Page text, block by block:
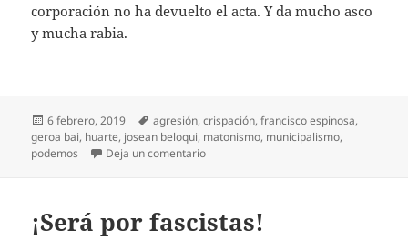
corporación no ha devuelto el acta. Y da mucho asco
y mucha rabia.
Publicado
el
6 febrero, 2019 Etiquetas
agresión,crispación,francisco espinosa,
geroa bai, huarte, josean beloqui, matonismo, municipalismo,
podemos
Deja un comentarioen Un concejal agresor
¡Será por fascistas!